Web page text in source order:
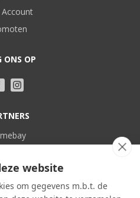
website
om gegevens m.b.t. de
ONS OP